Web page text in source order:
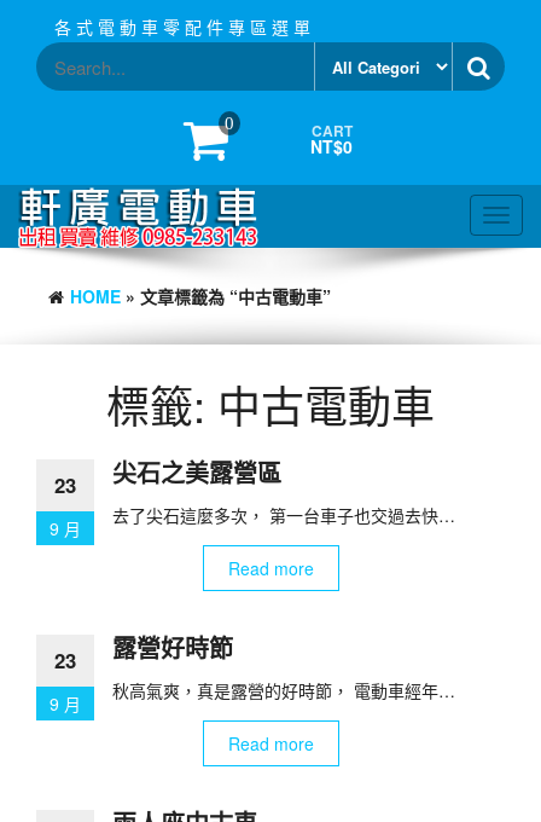
content
各 式 電 動 車 零 配 件 專 區 選 單
0 CART
NT$0
HOME » 文章標籤為 “中古電動車”
標籤: 中古電動車
23
9 月
尖石之美露營區
去了尖石這麼多次， 第一台車子也交過去快…
Read more
23
9 月
露營好時節
秋高氣爽，真是露營的好時節， 電動車經年…
Read more